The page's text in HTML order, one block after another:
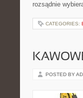
rozsądnie
CATEGORIES:
POSTED BY